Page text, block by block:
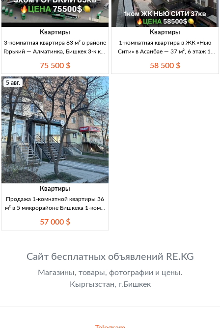
Квартиры
3-комнатная квартира 83 м² в районе
Горький — Алматинка, Бишкек 3-к кв.,
дом заселён, газ. отопл., ДДУ, торг.
75 500 $
Квартиры
1-комнатная квартира в ЖК «Нью
Сити» в Асанбае — 37 м², 6 этаж 1-
37 м², 6/12 эт., элитка, ПСО, газ,
58 500 $
5 авг.
Квартиры
Продажа 1-комнатной квартиры 36
м² в 5 микрорайоне Бишкека 1-комн.
план., рем., раздельный с/у, 5 мкр.,
57 000 $
Сайт бесплатных объявлений RE.KG
Магазины, товары, фотографии и цены.
Кыргызстан, г.Бишкек